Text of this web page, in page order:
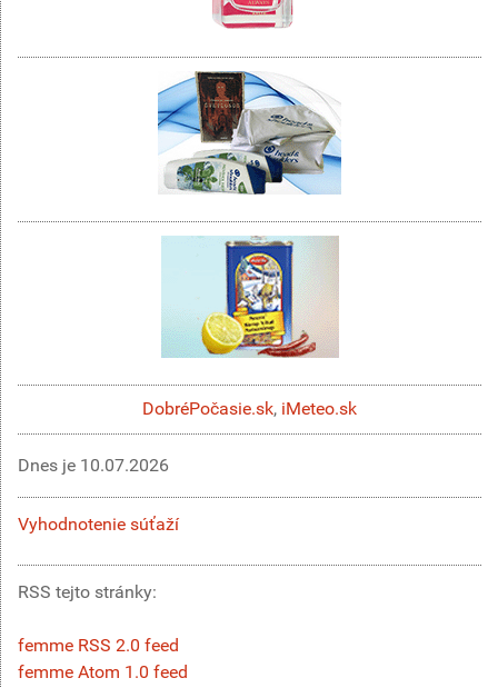
DobréPočasie.sk, iMeteo.sk
Dnes je 10.07.2026
Vyhodnotenie súťaží
RSS tejto stránky:
femme RSS 2.0 feed
femme Atom 1.0 feed